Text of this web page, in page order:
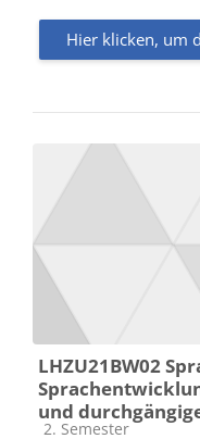
Hier klicken, um
LHZU21BW02
und
Kursbereich
2. Semester